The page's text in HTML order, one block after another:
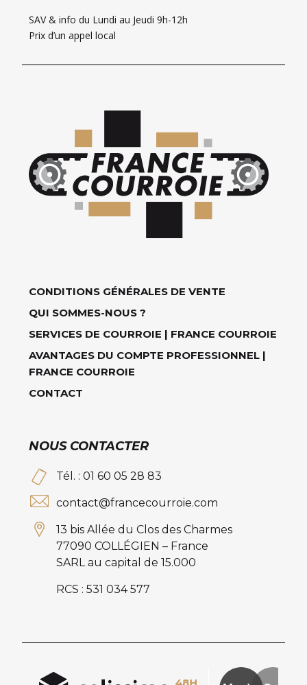
SAV & info du Lundi au Jeudi 9h-12h
Prix d’un appel local
CONDITIONS GÉNÉRALES DE VENTE
QUI SOMMES-NOUS ?
SERVICES DE COURROIE | FRANCE COURROIE
AVANTAGES DU COMPTE PROFESSIONNEL |
FRANCE COURROIE
CONTACT
NOUS CONTACTER
Tél. : 01 60 05 28 83
contact@francecourroie.com
13 bis Allée du Clos des Charmes
77090 COLLÉGIEN – France
SARL au capital de 15.000
RCS : 531 034 577